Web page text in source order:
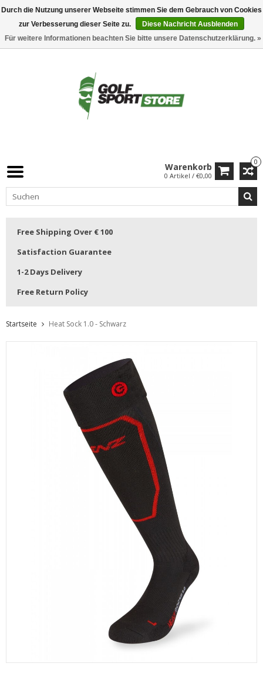
0
Warenkorb
0 Artikel / €0,00
Free Shipping Over € 100
Satisfaction Guarantee
1-2 Days Delivery
Free Return Policy
Startseite Heat Sock 1.0 - Schwarz
Durch die Nutzung unserer Webseite stimmen Sie dem Gebrauch von Cookies
zur Verbesserung dieser Seite zu.
Diese Nachricht Ausblenden
Für weitere Informationen beachten Sie bitte unsere Datenschutzerklärung. »